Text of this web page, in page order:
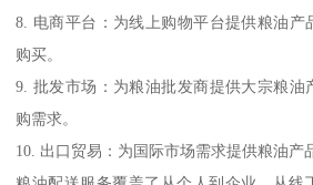
8. 电商平台：为线上购物平台提供粮油产
购买。
9. 批发市场：为粮油批发商提供大宗粮油
购需求。
10. 出口贸易：为国际市场需求提供粮油产